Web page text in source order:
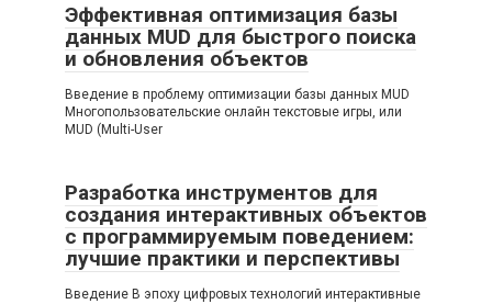
Эффективная оптимизация базы
данных MUD для быстрого поиска
и обновления объектов
Введение в проблему оптимизации базы данных MUD
Многопользовательские онлайн текстовые игры, или
MUD (Multi-User
Разработка инструментов для
создания интерактивных объектов
с программируемым поведением:
лучшие практики и перспективы
Введение В эпоху цифровых технологий интерактивные